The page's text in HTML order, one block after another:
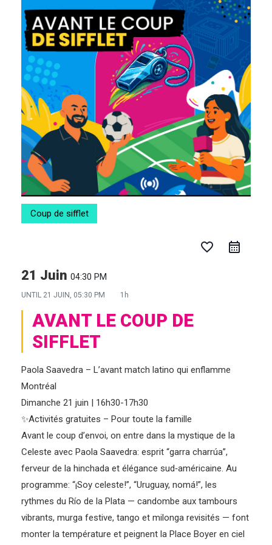
contenu
Coup de sifflet
favorite_border
21 Juin 04:30 PM
UNTIL 21 JUIN, 05:30 PM 1h
AVANT LE COUP DE
SIFFLET
Paola Saavedra – L’avant match latino qui enflamme
Montréal
Dimanche 21 juin | 16h30-17h30
✨Activités gratuites – Pour toute la famille
Avant le coup d’envoi, on entre dans la mystique de la
Celeste avec Paola Saavedra: esprit “garra charrúa”,
ferveur de la hinchada et élégance sud‑américaine. Au
programme: “¡Soy celeste!”, “Uruguay, nomá!”, les
rythmes du Río de la Plata — candombe aux tambours
vibrants, murga festive, tango et milonga revisités — font
monter la température et peignent la Place Boyer en ciel